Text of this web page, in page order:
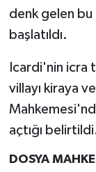
denk gelen bu
başlatıldı.
Icardi'nin icra
villayı kiraya
açtığı
DOSYA